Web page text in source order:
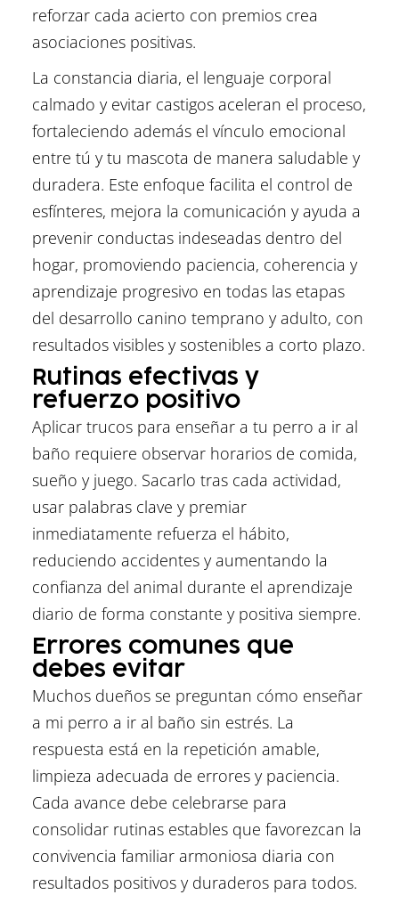
reforzar cada acierto con premios crea
asociaciones positivas.
La constancia diaria, el lenguaje corporal
calmado y evitar castigos aceleran el proceso,
fortaleciendo además el vínculo emocional
entre tú y tu mascota de manera saludable y
duradera. Este enfoque facilita el control de
esfínteres, mejora la comunicación y ayuda a
prevenir conductas indeseadas dentro del
hogar, promoviendo paciencia, coherencia y
aprendizaje progresivo en todas las etapas
del desarrollo canino temprano y adulto, con
resultados visibles y sostenibles a corto plazo.
Rutinas efectivas y
refuerzo positivo
Aplicar trucos para enseñar a tu perro a ir al
baño requiere observar horarios de comida,
sueño y juego. Sacarlo tras cada actividad,
usar palabras clave y premiar
inmediatamente refuerza el hábito,
reduciendo accidentes y aumentando la
confianza del animal durante el aprendizaje
diario de forma constante y positiva siempre.
Errores comunes que
debes evitar
Muchos dueños se preguntan cómo enseñar
a mi perro a ir al baño sin estrés. La
respuesta está en la repetición amable,
limpieza adecuada de errores y paciencia.
Cada avance debe celebrarse para
consolidar rutinas estables que favorezcan la
convivencia familiar armoniosa diaria con
resultados positivos y duraderos para todos.